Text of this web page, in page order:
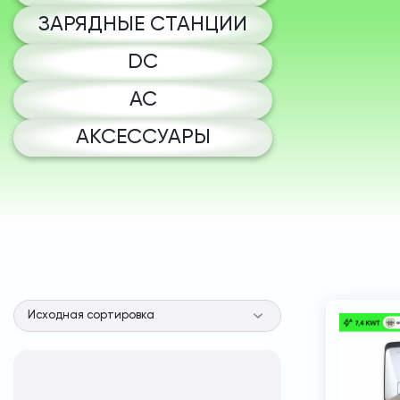
ЗАРЯДНЫЕ СТАНЦИИ
DC
AC
АКСЕССУАРЫ